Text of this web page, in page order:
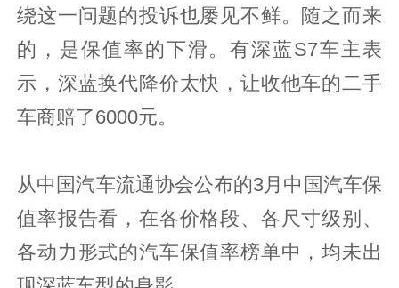
绕这一问题的投诉也屡见不鲜。随之而来
的，是保值率的下滑。有深蓝S7车主表
示，深蓝换代降价太快，让收他车的二手
车商赔了6000元。
从中国汽车流通协会公布的3月中国汽车保
值率报告看，在各价格段、各尺寸级别、
各动力形式的汽车保值率榜单中，均未出